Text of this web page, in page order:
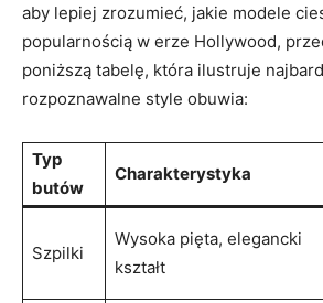
aby lepiej zrozumieć, jakie modele
popularnością w erze Hollywood,
poniższą tabelę, która ilustruje
rozpoznawalne style obuwia:
Typ
butów
Charakterystyka
Szpilki
Wysoka pięta, elegancki
kształt